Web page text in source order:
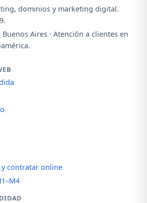
dominios y marketing digital.
Aires · Atención a clientes en
contratar online